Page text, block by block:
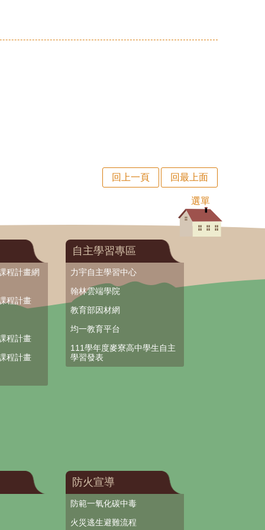
回上一頁 回最上面
選單
程計畫網
程計畫
程計畫
程計畫
自主學習專區
力宇自主學習中心
翰林雲端學院
教育部因材網
均一教育平台
111學年度麥寮高中學生自主
學習發表
防火宣導
防範一氧化碳中毒
火災逃生避難流程